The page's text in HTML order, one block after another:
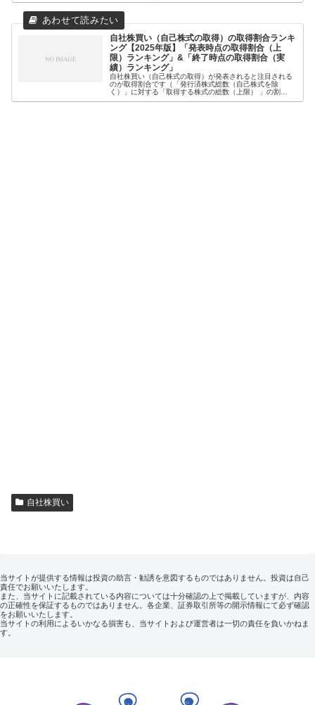
自社株買い（自己株式の取得）の取得割合ランキ
ング【2025年版】「発表時点の取得割合（上
限）ランキング」&「終了時点の取得割合（実
績）ランキング」
自社株買い（自己株式の取得）が発表されると注目される
のが取得割合です（「発行済株式総数（自己株式を除
く）」に対する「取得する株式の総数（上限） 」の割
自社株買い
当サイトが提供する情報は投資の助言・勧誘を意図するものではありません。投資は自己
責任でお願いいたします。
また、当サイトに記載されている内容については十分確認の上で掲載していますが、内容
の正確性を保証するものではありません。各企業、証券取引所等の開示情報にて必ず確認
をお願いいたします。
当サイトの利用によるいかなる損害も、当サイトおよび運営者は一切の責任を負いかねま
す。